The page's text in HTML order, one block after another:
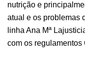
nutrição e
atual e os problemas
linha Ana Mª
com os regulamentos